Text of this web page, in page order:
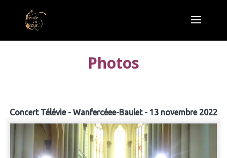
Photos
Concert Télévie - Wanfercéee-Baulet - 13 novembre 2022